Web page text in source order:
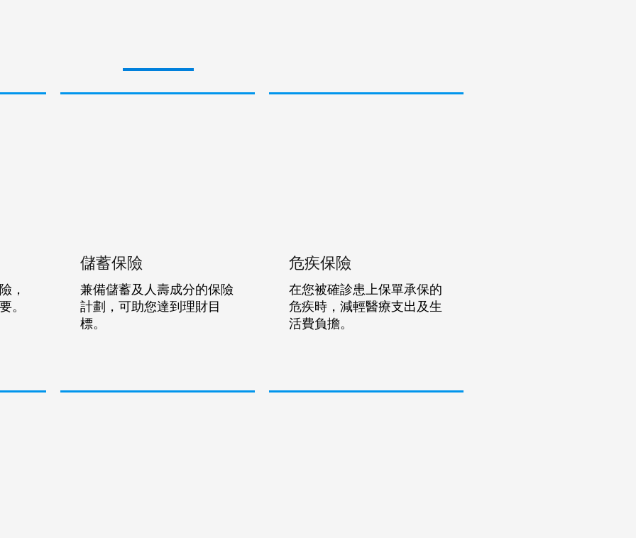
，
。
儲蓄保險
兼備儲蓄及人壽成分的保險
計劃，可助您達到理財目
標。
危疾保險
在您被確診患上保單承保的
危疾時，減輕醫療支出及生
活費負擔。